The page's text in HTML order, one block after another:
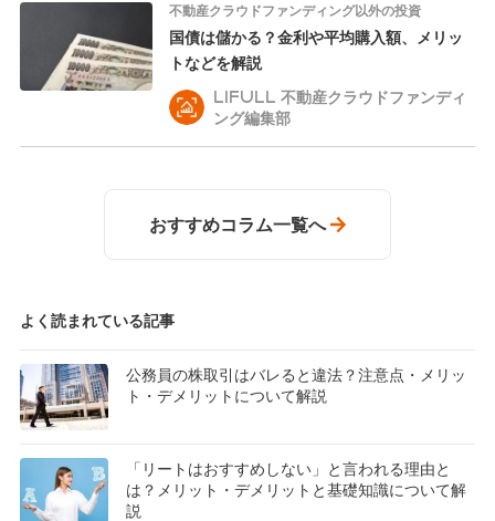
不動産クラウドファンディング以外の投資
国債は儲かる？金利や平均購入額、メリッ
トなどを解説
LIFULL 不動産クラウドファンディ
ング編集部
おすすめコラム一覧へ
よく読まれている記事
公務員の株取引はバレると違法？注意点・メリッ
ト・デメリットについて解説
「リートはおすすめしない」と言われる理由と
は？メリット・デメリットと基礎知識について解
説